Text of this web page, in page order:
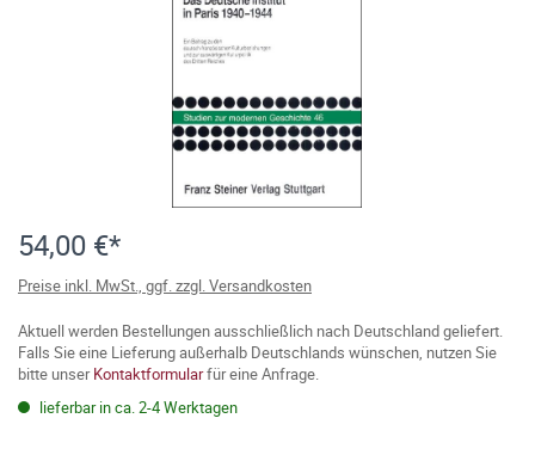
54,00 €*
Preise inkl. MwSt., ggf. zzgl. Versandkosten
Aktuell werden Bestellungen ausschließlich nach Deutschland geliefert.
Falls Sie eine Lieferung außerhalb Deutschlands wünschen, nutzen Sie
bitte unserKontaktformularfür eine Anfrage.
lieferbar in ca. 2-4 Werktagen